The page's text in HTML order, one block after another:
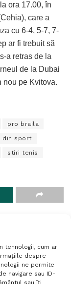
tehnologii, cum ar
despre
ne permite
navigare sau ID-
sau îți
ora 17.00, în
care a
cu 6-4, 5-7, 7-
ar fi trebuit să
a retras de la
de la Dubai
nou pe Kvitova.
pro braila
din sport
stiri tenis